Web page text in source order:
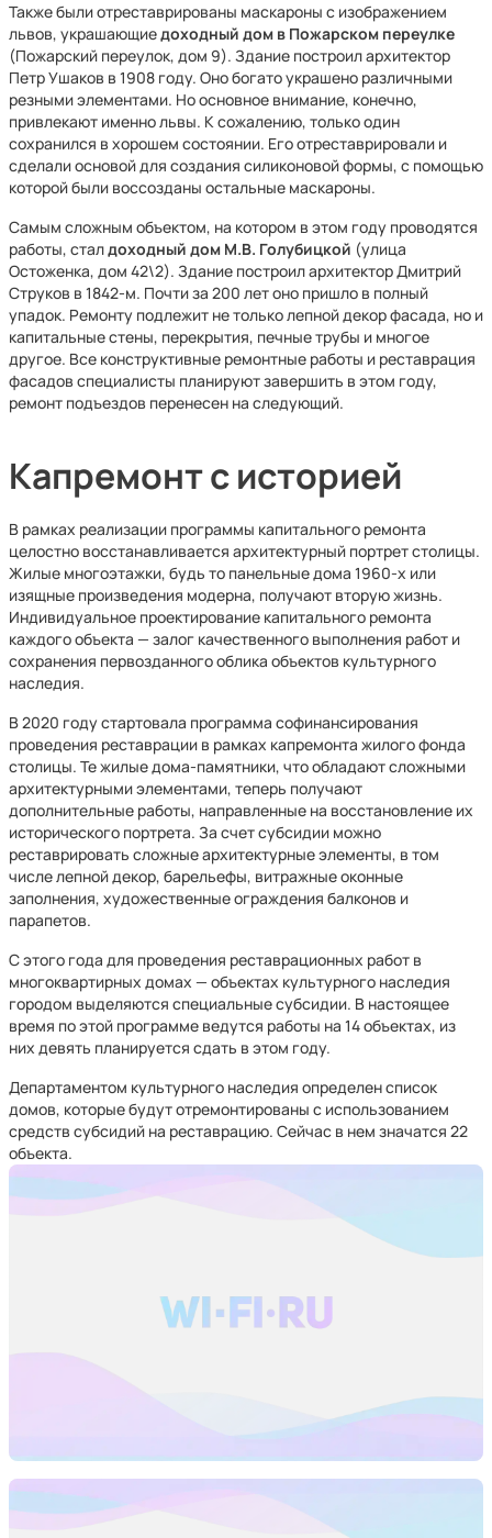
Также были отреставрированы маскароны с изображением
львов, украшающиедоходный дом в Пожарском переулке
(Пожарский переулок, дом 9). Здание построил архитектор
Петр Ушаков в 1908 году. Оно богато украшено различными
резными элементами. Но основное внимание, конечно,
привлекают именно львы. К сожалению, только один
сохранился в хорошем состоянии. Его отреставрировали и
сделали основой для создания силиконовой формы, с помощью
которой были воссозданы остальные маскароны.
Самым сложным объектом, на котором в этом году проводятся
работы, сталдоходный дом М.В. Голубицкой (улица
Остоженка, дом 42\2). Здание построил архитектор Дмитрий
Струков в 1842-м. Почти за 200 лет оно пришло в полный
упадок. Ремонту подлежит не только лепной декор фасада, но и
капитальные стены, перекрытия, печные трубы и многое
другое. Все конструктивные ремонтные работы и реставрация
фасадов специалисты планируют завершить в этом году,
ремонт подъездов перенесен на следующий.
Капремонт с историей
В рамках реализации программы капитального ремонта
целостно восстанавливается архитектурный портрет столицы.
Жилые многоэтажки, будь то панельные дома 1960-х или
изящные произведения модерна, получают вторую жизнь.
Индивидуальное проектирование капитального ремонта
каждого объекта — залог качественного выполнения работ и
сохранения первозданного облика объектов культурного
наследия.
В 2020 году стартовала программа софинансирования
проведения реставрации в рамках капремонта жилого фонда
столицы. Те жилые дома-памятники, что обладают сложными
архитектурными элементами, теперь получают
дополнительные работы, направленные на восстановление их
исторического портрета. За счет субсидии можно
реставрировать сложные архитектурные элементы, в том
числе лепной декор, барельефы, витражные оконные
заполнения, художественные ограждения балконов и
парапетов.
С этого года для проведения реставрационных работ в
многоквартирных домах — объектах культурного наследия
городом выделяются специальные субсидии. В настоящее
время по этой программе ведутся работы на 14 объектах, из
них девять планируется сдать в этом году.
Департаментом культурного наследия определен список
домов, которые будут отремонтированы с использованием
средств субсидий на реставрацию. Сейчас в нем значатся 22
объекта.